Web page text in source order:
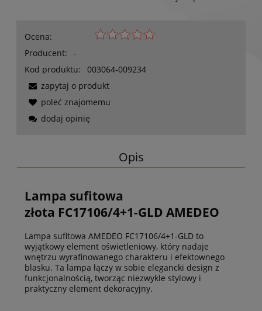
Ocena:
Producent:
-
Kod produktu:
003064-009234
zapytaj o produkt
poleć znajomemu
dodaj opinię
Opis
Lampa sufitowa
złota FC17106/4+1-GLD AMEDEO
Lampa sufitowa AMEDEO FC17106/4+1-GLD to
wyjątkowy element oświetleniowy, który nadaje
wnętrzu wyrafinowanego charakteru i efektownego
blasku. Ta lampa łączy w sobie elegancki design z
funkcjonalnością, tworząc niezwykle stylowy i
praktyczny element dekoracyjny.